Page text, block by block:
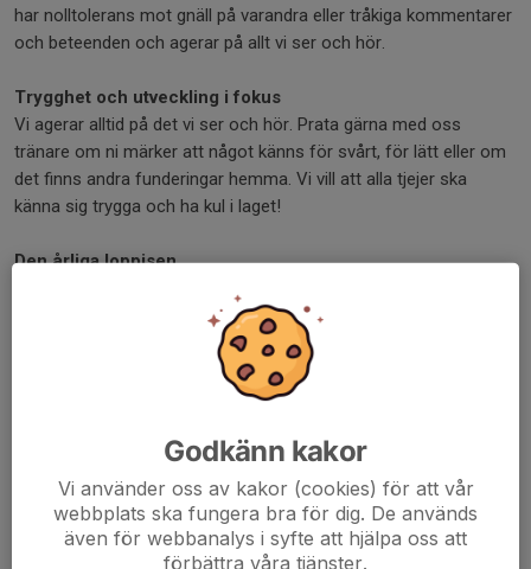
har nolltolerans mot gnäll på varandra eller tråkiga kommentarer
och beteenden och agerar på allt vi ser och hör.
Trygghet och utveckling i fokus
Vi agerar alltid på det vi ser och hör. Prata gärna med oss
tränare om ni märker att något känns för svårt, för lätt eller om
det finns andra funderingar hemma. Vi vill att alla tjejer ska
känna sig trygga och ha kul i laget!
Den årliga loppisen
obligatoriskt att hjälpa till på loppisen som arrangeras i
Man väljer det pass som fungerar bäst för en och få gärna
ställa upp på fler pass om man känner för det.
www.hjarnarpsgif.se/nyheter/2353976/loppis-2025
Vi tränar fram till den 2 juli, därefter har vi uppehåll och sätter
igång igen lagom till skolorna börjar. Exakt dag återkommer vi
Godkänn kakor
Vi använder oss av kakor (cookies) för att vår
webbplats ska fungera bra för dig. De används
även för webbanalys i syfte att hjälpa oss att
förbättra våra tjänster.